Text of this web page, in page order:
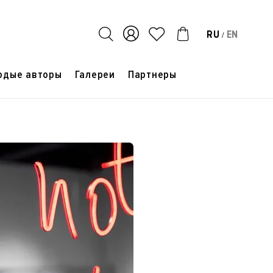
RU / EN
авторы Галереи Партнеры